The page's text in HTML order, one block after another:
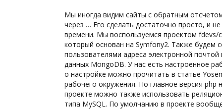
Мы иногда видим сайты с обратным
через … Его сделать достаточно просто, и
времени. Мы воспользуемся проектом fdevs/
который основан на Symfony2. Также будем
пользователями адреса электронной почтой
данных MongoDB. У нас есть настроенное
о настройке можно прочитать в статье
рабочего окружения. Но главное версия php
проекте можно также использовать
типа MySQL. По умолчанию в проекте